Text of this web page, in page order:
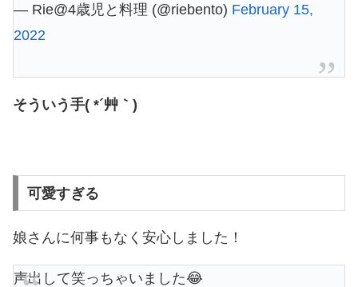
— Rie@4歳児と料理 (@riebento) February 15,
2022
そういう手( *´艸｀)
可愛すぎる
娘さんに何事もなく安心しました！
声出して笑っちゃいました😂